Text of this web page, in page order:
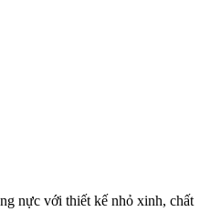
nực với thiết kế nhỏ xinh, chất